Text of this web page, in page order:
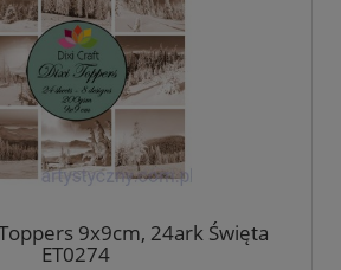
9x9cm, 24ark Święta
ET0274